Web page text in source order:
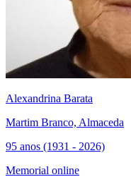
Alexandrina Barata
Martim Branco, Almaceda
95 anos (1931 - 2026)
Memorial online